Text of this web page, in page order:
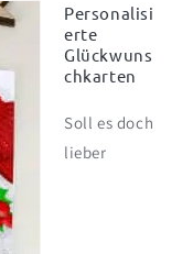
Personalisi
erte
Glückwuns
chkarten
Soll es doch
lieber